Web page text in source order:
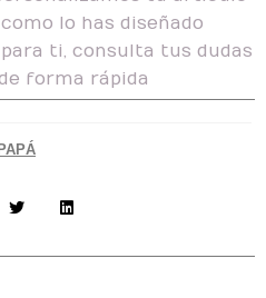
lo has diseñado
ti, consulta tus dudas
forma rápida